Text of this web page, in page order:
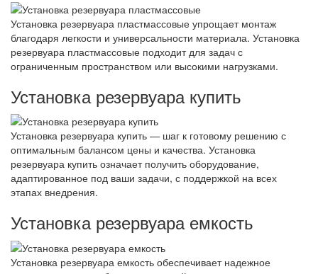
Установка резервуара пластмассовые упрощает монтаж
благодаря легкости и универсальности материала. Установка
резервуара пластмассовые подходит для задач с
ограниченным пространством или высокими нагрузками.
Установка резервуара купить
Установка резервуара купить — шаг к готовому решению с
оптимальным балансом цены и качества. Установка
резервуара купить означает получить оборудование,
адаптированное под ваши задачи, с поддержкой на всех
этапах внедрения.
Установка резервуара емкость
Установка резервуара емкость обеспечивает надежное